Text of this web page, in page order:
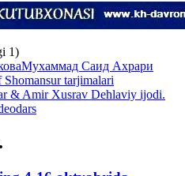
1)
Мухаммад Саид Ахрари
tarjimalari
& Amir Xusrav Dehlaviy ijodi.